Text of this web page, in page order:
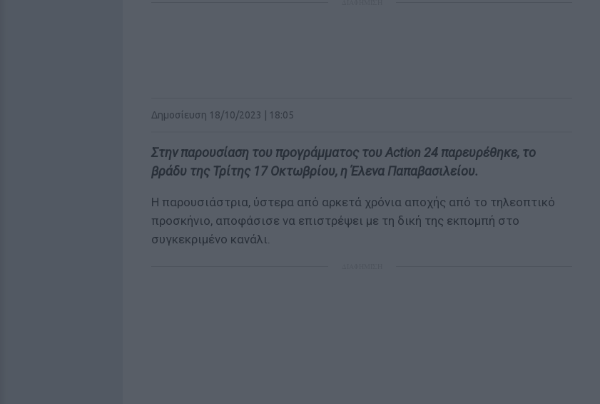
Δημοσίευση 18/10/2023 | 18:05
Στην παρουσίαση του προγράμματος του Action 24 παρευρέθηκε, το
βράδυ της Τρίτης 17 Οκτωβρίου, η Έλενα Παπαβασιλείου.
Η παρουσιάστρια, ύστερα από αρκετά χρόνια αποχής από το τηλεοπτικό
προσκήνιο, αποφάσισε να επιστρέψει με τη δική της εκπομπή στο
συγκεκριμένο κανάλι.